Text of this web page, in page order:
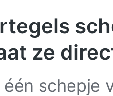
ze
schepje